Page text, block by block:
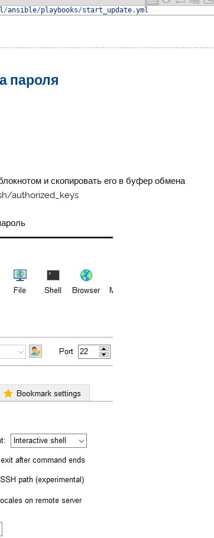
/ansible/playbooks/start_update.yml
пароля
и скопировать его в буфер обмена
authorized_keys